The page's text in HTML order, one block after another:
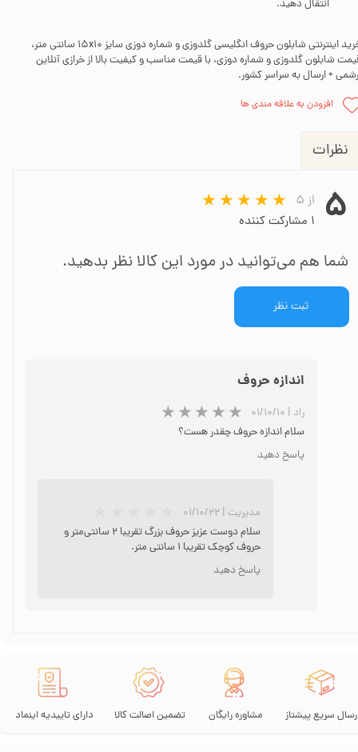
انتقال دهید.
خرید اینترنتی شابلون حروف انگلیسی گلدوزی و شماره دوزی سایز 15x10 سانتی متر،
شابلون گلدوزی و شماره دوزی، با قیمت مناسب و کیفیت بالا از خرازی آنلاین
+ ارسال به سراسر کشور.
افزودن به علاقه مندی ها
نظرات
۵ از ۵
۱ مشارکت کننده
شما هم می‌توانید در مورد این کالا نظر بدهید.
ثبت نظر
اندازه حروف
راد | ۰۱/۱۰/۱۰
سلام اندازه حروف چقدر هست؟
پاسخ دهید
مدیریت | ۰۱/۱۰/۲۲
سلام دوست عزیز حروف بزرگ تقریبا 2 سانتی‌متر و
حروف کوچک تقریبا 1 سانتی متر.
پاسخ دهید
تضمین اصالت کالا مشاوره رایگان سریع پیشتاز دارای تاییدیه اینماد